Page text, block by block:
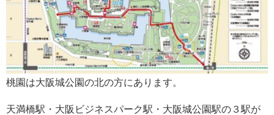
桃園は大阪城公園の北の方にあります。
天満橋駅・大阪ビジネスパーク駅・大阪城公園駅の３駅が